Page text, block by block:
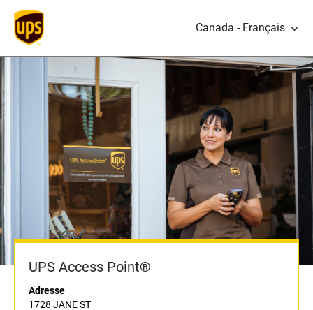
Canada - Français
UPS Access Point®
Adresse
1728 JANE ST